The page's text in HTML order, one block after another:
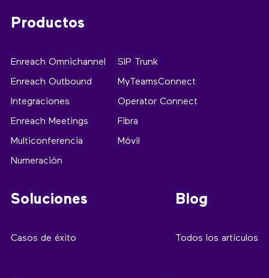
Productos
Enreach Omnichannel
Enreach Outbound
Integraciones
Enreach Meetings
Multiconferencia
Numeración
SIP Trunk
MyTeamsConnect
Operator Connect
Fibra
Móvil
Soluciones
Casos de éxito
Blog
Todos los artículos